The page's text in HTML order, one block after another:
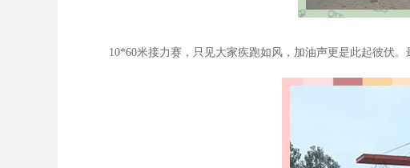
10*60米接力赛，只见大家疾跑如风，加油声更是此起彼伏